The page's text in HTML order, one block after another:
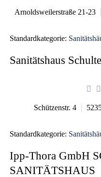
Arnoldsweilerstraße 21-23
Standardkategorie:
Sanitätshaus
Schützenstr. 4
Standardkategorie:
Ipp-Thora GmbH
SANITÄTSHAUS